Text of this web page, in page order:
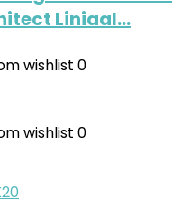
Liniaal…
wishlist 0
wishlist 0